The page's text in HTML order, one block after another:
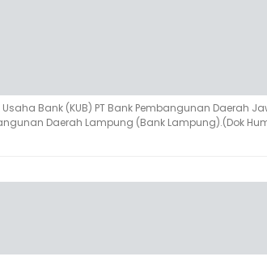
Bank (KUB) PT Bank Pembangunan Daerah
Daerah Lampung (Bank Lampung).(Dok